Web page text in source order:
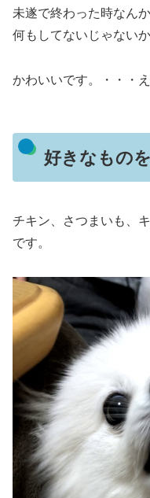
未遂で終わった時なん
何もしてないじゃないか
かわいいです。・・・
好きなもの
チキン、さつまいも、
です。